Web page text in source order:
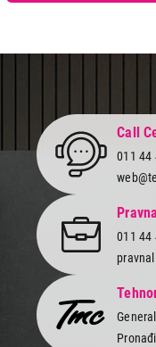
Call
011 44
011 44